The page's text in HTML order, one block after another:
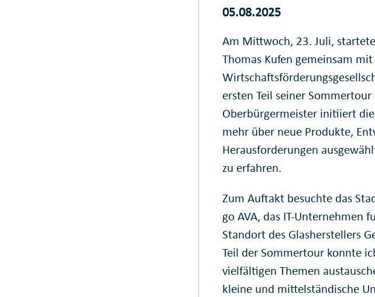
05.08.2025
Am Mittwoch, 23. Juli,
Thomas Kufen gemeinsam mit
ersten Teil seiner
Oberbürgermeister initiiert
mehr über neue Produkte,
Herausforderungen
zu erfahren.
Zum Auftakt besuchte das
go AVA, das IT-Unternehmen
Standort des Glasherstellers
Teil der Sommertour konnte
vielfältigen Themen
kleine und mittelständische